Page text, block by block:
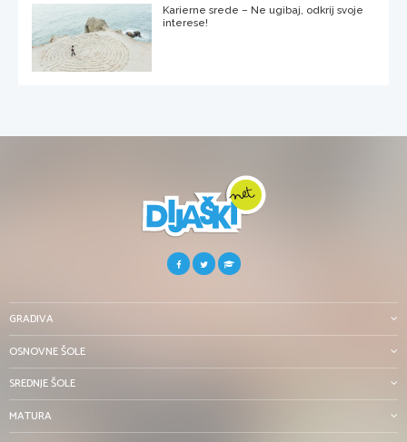
Karierne srede – Ne ugibaj, odkrij svoje
interese!
GRADIVA
OSNOVNE ŠOLE
SREDNJE ŠOLE
MATURA